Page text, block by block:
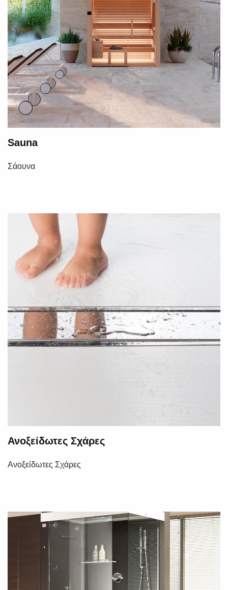
Sauna
Σάουνα
Ανοξείδωτες Σχάρες
Ανοξείδωτες Σχάρες